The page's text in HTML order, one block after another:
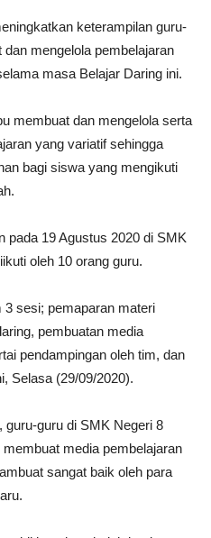
keterampilan guru-
mengelola pembelajaran
masa Belajar Daring ini.
membuat dan mengelola serta
yang variatif sehingga
bagi siswa yang mengikuti
pada 19 Agustus 2020 di SMK
oleh 10 orang guru.
3 sesi; pemaparan materi
pembuatan media
pendampingan oleh tim, dan
Selasa (29/09/2020).
guru-guru di SMK Negeri 8
media pembelajaran
sangat baik oleh para